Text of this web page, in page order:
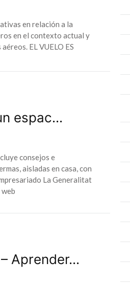
en relación a la
en el contexto actual y
EL VUELO ES
espac...
consejos e
aisladas en casa, con
La Generalitat
Aprender...